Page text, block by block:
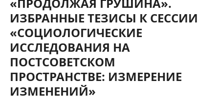
ИЗБРАННЫЕ ТЕЗИСЫ К СЕССИИ
«СОЦИОЛОГИЧЕСКИЕ
ИССЛЕДОВАНИЯ НА
ПОСТСОВЕТСКОМ
ПРОСТРАНСТВЕ: ИЗМЕРЕНИЕ
ИЗМЕНЕНИЙ»